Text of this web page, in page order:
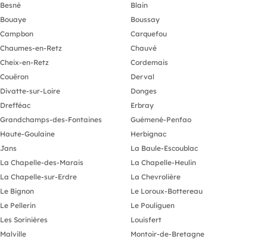
Besné
Blain
Bouaye
Boussay
Campbon
Carquefou
Chaumes-en-Retz
Chauvé
Cheix-en-Retz
Cordemais
Couëron
Derval
Divatte-sur-Loire
Donges
Drefféac
Erbray
Grandchamps-des-Fontaines
Guémené-Penfao
Haute-Goulaine
Herbignac
Jans
La Baule-Escoublac
La Chapelle-des-Marais
La Chapelle-Heulin
La Chapelle-sur-Erdre
La Chevrolière
Le Bignon
Le Loroux-Bottereau
Le Pellerin
Le Pouliguen
Les Sorinières
Louisfert
Malville
Montoir-de-Bretagne